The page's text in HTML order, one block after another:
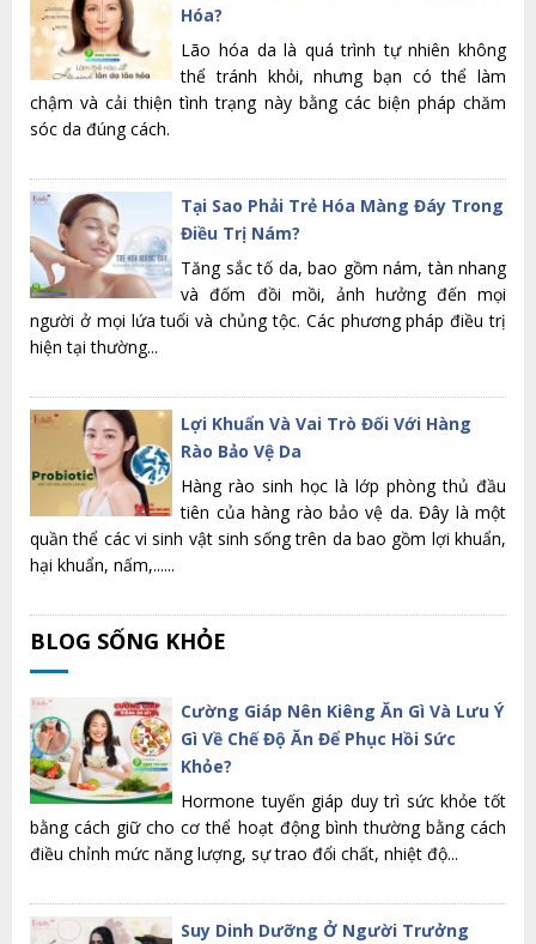
Hóa?
Lão hóa da là quá trình tự nhiên không
thể tránh khỏi, nhưng bạn có thể làm
chậm và cải thiện tình trạng này bằng các biện pháp chăm
sóc da đúng cách.
Tại Sao Phải Trẻ Hóa Màng Đáy Trong
Điều Trị Nám?
Tăng sắc tố da, bao gồm nám, tàn nhang
và đốm đồi mồi, ảnh hưởng đến mọi
người ở mọi lứa tuổi và chủng tộc. Các phương pháp điều trị
hiện tại thường...
Lợi Khuẩn Và Vai Trò Đối Với Hàng
Rào Bảo Vệ Da
Hàng rào sinh học là lớp phòng thủ đầu
tiên của hàng rào bảo vệ da. Đây là một
quần thể các vi sinh vật sinh sống trên da bao gồm lợi khuẩn,
hại khuẩn, nấm,......
BLOG SỐNG KHỎE
Cường Giáp Nên Kiêng Ăn Gì Và Lưu Ý
Gì Về Chế Độ Ăn Để Phục Hồi Sức
Khỏe?
Hormone tuyến giáp duy trì sức khỏe tốt
bằng cách giữ cho cơ thể hoạt động bình thường bằng cách
điều chỉnh mức năng lượng, sự trao đổi chất, nhiệt độ...
Suy Dinh Dưỡng Ở Người Trưởng